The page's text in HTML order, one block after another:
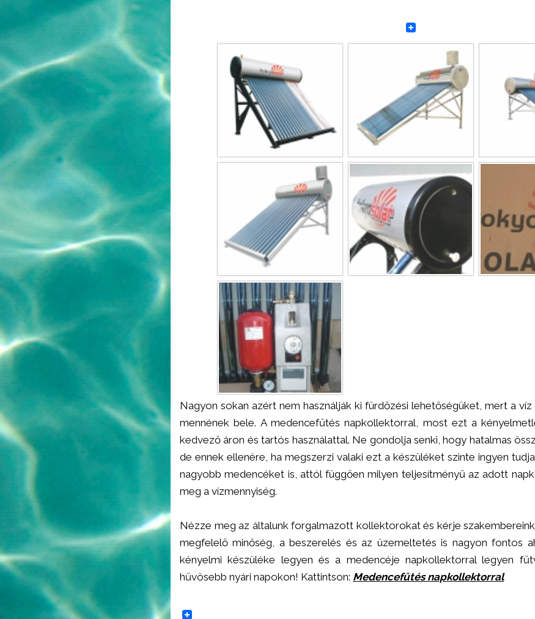
Nagyon sokan azért nem használják ki fürdőzési lehetőségüket, mert a víz
mennének bele. A medencefűtés napkollektorral, most ezt a
kedvező áron és tartós használattal. Ne gondolja senki, hogy hatalmas
de ennek ellenére, ha megszerzi valaki ezt a készüléket szinte ingyen
nagyobb medencéket is, attól függően milyen teljesítményű az adott
meg a vízmennyiség.
Nézze meg az általunk forgalmazott kollektorokat és kérje
megfelelő minőség, a beszerelés és az üzemeltetés is nagyon fontos
kényelmi készüléke legyen és a medencéje napkollektorral legyen
hűvösebb nyári napokon! Kattintson: Medencefűtés napkollektorral